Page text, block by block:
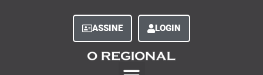
ASSINE LOGIN